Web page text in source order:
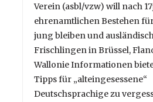
Verein (asbl/vzw) will nach
ehrenamtlichen Bestehen
jung bleiben und
Frischlingen in Brüssel,
Wallonie Informationen
Tipps für „alteingesessene“
Deutschsprachige zu